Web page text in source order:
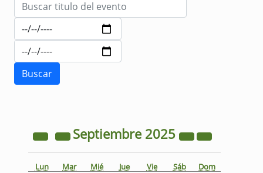
Septiembre 2025
Lun Mar Mié Jue Vie Sáb Dom